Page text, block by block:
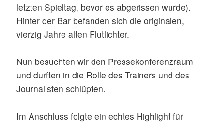
letzten Spieltag, bevor es abgerissen wurde).
Hinter der Bar befanden sich die originalen,
vierzig Jahre alten Flutlichter.
Nun besuchten wir den Pressekonferenzraum
und durften in die Rolle des Trainers und des
Journalisten schlüpfen.
Im Anschluss folgte ein echtes Highlight für